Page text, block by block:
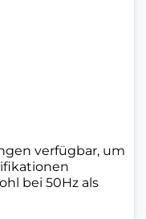
verfügbar, um
bei 50Hz als